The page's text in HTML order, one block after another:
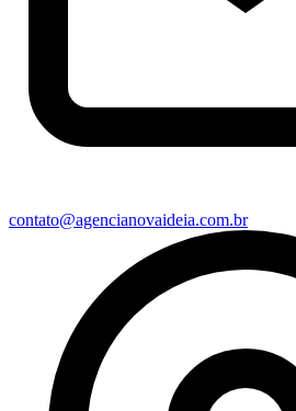
contato@agencianovaideia.com.br